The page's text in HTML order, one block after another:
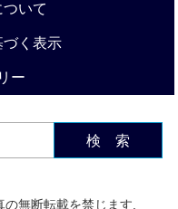
いて
づく表示
ー
検 索
無断転載を禁じます.